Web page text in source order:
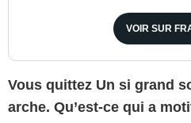
VOIR SUR
Vous quittez Un si grand
arche. Qu’est-ce qui a